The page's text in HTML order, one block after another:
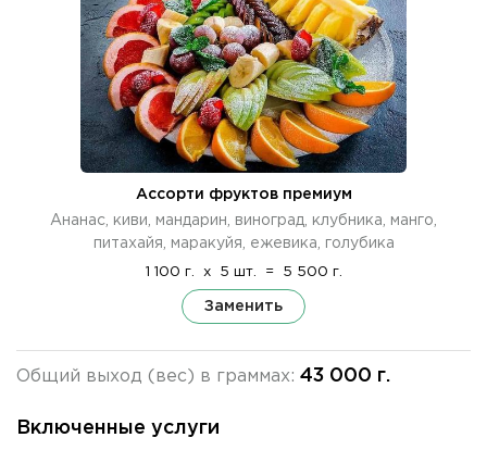
Ассорти фруктов премиум
Ананас, киви, мандарин, виноград, клубника, манго,
питахайя, маракуйя, ежевика, голубика
1 100 г. x 5 шт. = 5 500 г.
Заменить
Общий выход (вес) в граммах: 43 000 г.
Включенные услуги